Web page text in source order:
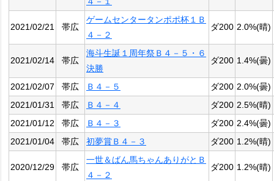
2021/02/21 帯広
ゲームセンタータンポポ杯１Ｂ
４－２
ダ200 2.0%(晴)
2021/02/14 帯広
海斗生誕１周年祭Ｂ４－５・６
決勝
ダ200 1.4%(曇)
2021/02/07 帯広 Ｂ４－５ ダ200 2.0%(曇)
2021/01/31
帯広 Ｂ４－４ ダ200 2.5%(晴)
2021/01/12
帯広 Ｂ４－３ ダ200 2.4%(曇)
2021/01/04
帯広 初夢賞Ｂ４－３ ダ200 1.2%(晴)
2020/12/29 帯広
一世＆ばん馬ちゃんありがとＢ
４－２
ダ200 1.2%(晴)